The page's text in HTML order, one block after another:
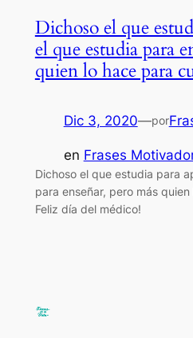
Dichoso el que
el que estudia para
quien lo hace para
Dic 3, 2020—por
en Frases
Dichoso el que estudia para
para enseñar, pero más
Feliz día del médico!